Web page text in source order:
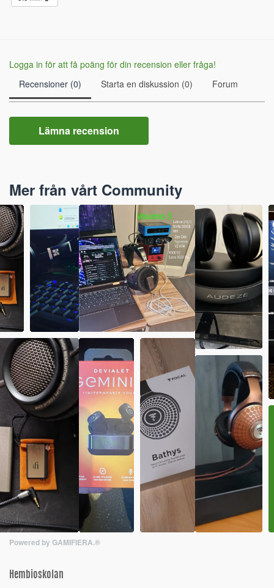
Logga in för att få poäng för din recension eller fråga!
Recensioner (0)
Starta en diskussion (0) Forum
Lämna recension
Mer från vårt Community
Powered by GAMIFIERA.®
Hembioskolan